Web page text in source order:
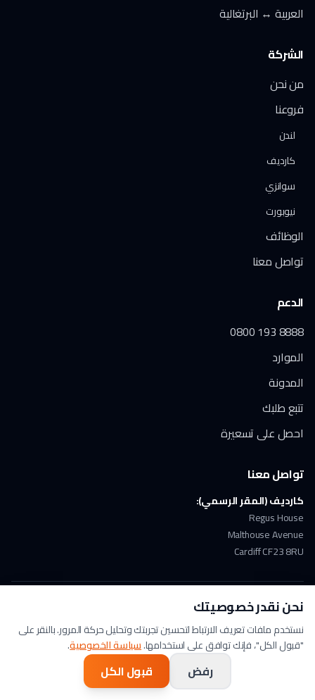
نحن نقدر خصوصيتك
نستخدم ملفات تعريف الارتباط لتحسين تجربتك وتحليل حركة المرور. بالنقر على
"قبول الكل"، فإنك توافق على استخدامها.سياسة الخصوصية.
رفض قبول الكل
العربية ↔ البرتغالية
الشركة
من نحن
فروعنا
لندن
كارديف
سوانزي
نيوبورت
الوظائف
تواصل معنا
الدعم
0800 193 8888
الموارد
المدونة
تتبع طلبك
احصل على تسعيرة
تواصل معنا
كارديف (المقر الرسمي):
Regus House
Malthouse Avenue
Cardiff CF23 8RU
ملتزمون بـ GDPR
© 2026 Arabic Translation UK. جميع الحقوق محفوظة. | A Lingo Service
سياسة الخصوصية الشروط والأحكام
تابعنا على LinkedInتابعنا على Xشاهدنا على YouTube